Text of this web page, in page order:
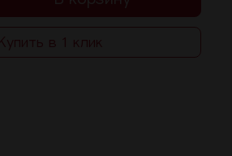
Купить в 1 клик